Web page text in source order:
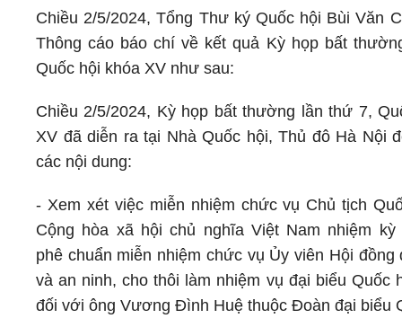
Chiều 2/5/2024, Tổng Thư ký Quốc hội Bùi Văn
Thông cáo báo chí về kết quả Kỳ họp bất
Quốc hội khóa XV như sau:
Chiều 2/5/2024, Kỳ họp bất thường lần thứ 7,
XV đã diễn ra tại Nhà Quốc hội, Thủ đô Hà Nội
các nội dung:
- Xem xét việc miễn nhiệm chức vụ Chủ tịch
Cộng hòa xã hội chủ nghĩa Việt Nam nhiệm kỳ
phê chuẩn miễn nhiệm chức vụ Ủy viên Hội đồng
và an ninh, cho thôi làm nhiệm vụ đại biểu Quốc
đối với ông Vương Đình Huệ thuộc Đoàn đại biểu